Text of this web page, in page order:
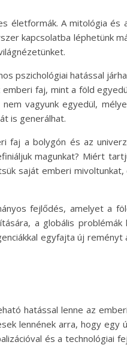
életformák. A mitológia és
kapcsolatba léphetünk
pszichológiai hatással
faj, mint a föld
vagyunk egyedül,
is generálhat.
faj a bolygón és az
magunkat? Miért
saját emberi
fejlődés, amelyet a
a globális problémák
egyfajta új
hatással lenne az
lennének arra, hogy egy
és a technológiai